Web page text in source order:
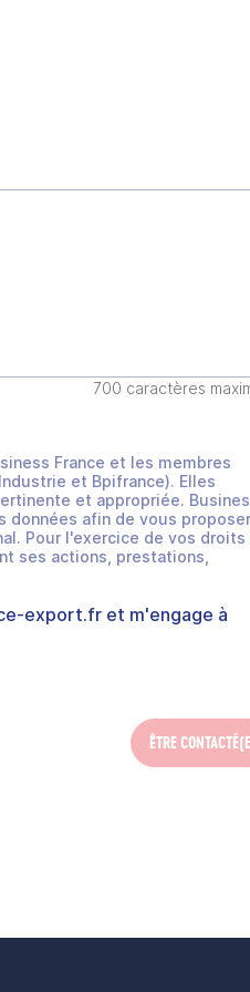
700 caractères
France et les membres
et Bpifrance). Elles
et appropriée.
données afin de vous proposer
Pour l'exercice de vos droits
ses actions, prestations,
export.fr et m'engage à
ÊTRE